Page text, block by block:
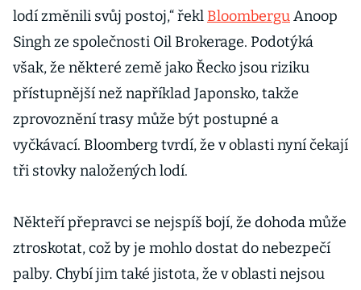
lodí změnili svůj postoj,“ řekl BloomberguAnoop
Singh ze společnosti Oil Brokerage. Podotýká
však, že některé země jako Řecko jsou riziku
přístupnější než například Japonsko, takže
zprovoznění trasy může být postupné a
vyčkávací. Bloomberg tvrdí, že v oblasti nyní čekají
tři stovky naložených lodí.
Někteří přepravci se nejspíš bojí, že dohoda může
ztroskotat, což by je mohlo dostat do nebezpečí
palby. Chybí jim také jistota, že v oblasti nejsou